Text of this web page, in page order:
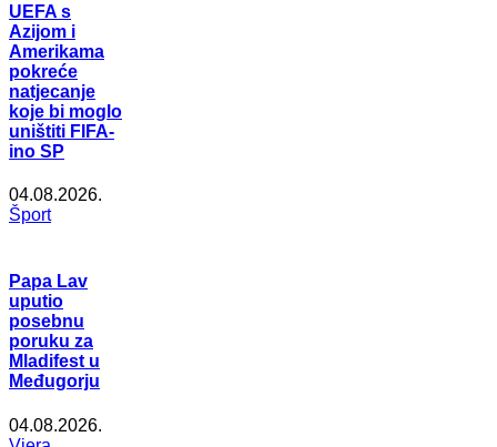
UEFA s
Azijom i
Amerikama
pokreće
natjecanje
koje bi moglo
uništiti FIFA-
ino SP
04.08.2026.
Šport
Papa Lav
uputio
posebnu
poruku za
Mladifest u
Međugorju
04.08.2026.